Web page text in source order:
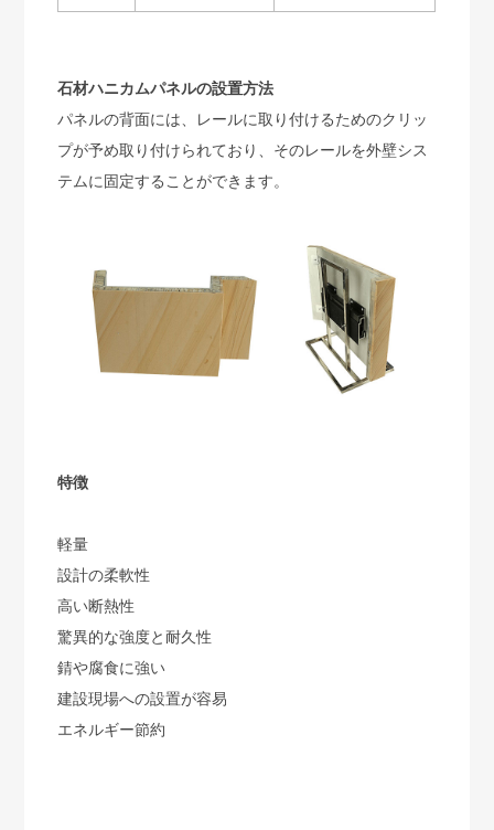
石材ハニカムパネルの設置方法
パネルの背面には、レールに取り付けるためのクリッ
プが予め取り付けられており、そのレールを外壁シス
テムに固定することができます。
特徴
軽量
設計の柔軟性
高い断熱性
驚異的な強度と耐久性
錆や腐食に強い
建設現場への設置が容易
エネルギー節約